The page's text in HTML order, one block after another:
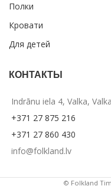
Полки
Кровати
Для детей
КОНТАКТЫ
Indrānu iela 4, Valka,
+371 27 875 216
+371 27 860 430
info@folkland.lv
© Folkland